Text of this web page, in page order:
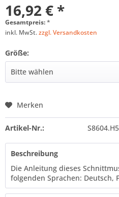
16,92 € *
Gesamtpreis:*
inkl. MwSt.zzgl. Versandkosten
Größe:
Merken
Artikel-Nr.: S8604.H5
Beschreibung
Die Anleitung dieses
folgenden Sprachen: Deutsch,